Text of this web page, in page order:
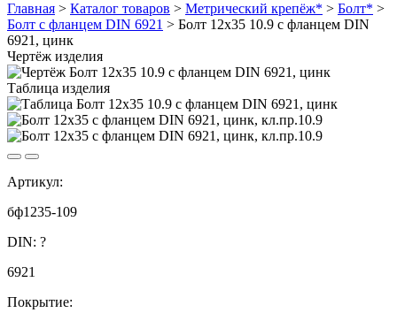
Главная > Каталог товаров > Метрический крепёж* > Болт* >
Болт с фланцем DIN 6921 > Болт 12х35 10.9 с фланцем DIN
6921, цинк
Чертёж изделия
Таблица изделия
Артикул:
бф1235-109
DIN: ?
6921
Покрытие: